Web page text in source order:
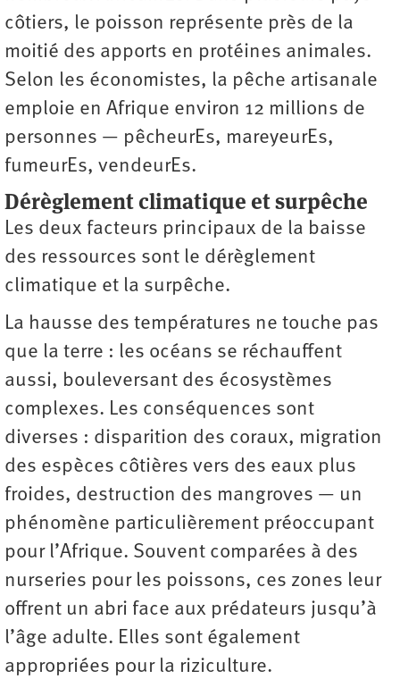
côtiers, le poisson représente près de la
moitié des apports en protéines animales.
Selon les économistes, la pêche artisanale
emploie en Afrique environ 12 millions de
personnes — pêcheurEs, mareyeurEs,
fumeurEs, ­vendeurEs.
Dérèglement climatique et surpêche
Les deux facteurs principaux de la baisse
des ressources sont le dérèglement
climatique et la surpêche.
La hausse des températures ne touche pas
que la terre : les océans se réchauffent
aussi, bouleversant des écosystèmes
complexes. Les conséquences sont
diverses : disparition des coraux, migration
des espèces côtières vers des eaux plus
froides, destruction des mangroves — un
phénomène particulièrement préoccupant
pour l’Afrique. Souvent comparées à des
nurseries pour les poissons, ces zones leur
offrent un abri face aux prédateurs jusqu’à
l’âge adulte. Elles sont également
appropriées pour la riziculture.